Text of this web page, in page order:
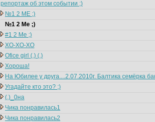
репортаж об этом событии ;)
№1 2 ME ;)
№1 2 Me ;)
#1 2 Me ;)
ХО-ХО-ХО
Ofice girl (.) (.)
Хороша!
На Юбилее у друга....2.07.2010г. Балтика семёрка
Угадайте кто это? ;)
(.)_0на
Чика понравилась1
Чика понравилась2